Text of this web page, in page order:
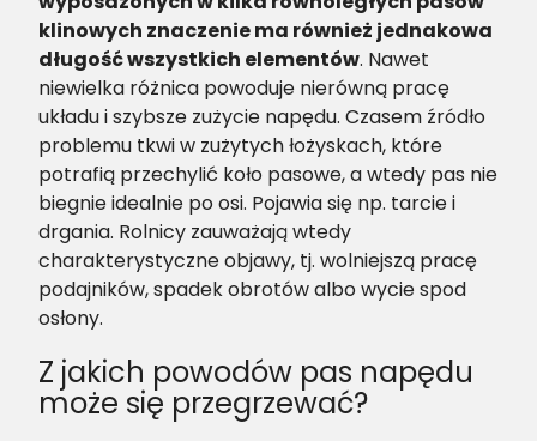
klinowych znaczenie ma również jednakowa
długość wszystkich elementów. Nawet
niewielka różnica powoduje nierówną pracę
układu i szybsze zużycie napędu. Czasem źródło
problemu tkwi w zużytych łożyskach, które
potrafią przechylić koło pasowe, a wtedy pas nie
biegnie idealnie po osi. Pojawia się np. tarcie i
drgania. Rolnicy zauważają wtedy
charakterystyczne objawy, tj. wolniejszą pracę
podajników, spadek obrotów albo wycie spod
osłony.
Z jakich powodów pas napędu
może się przegrzewać?